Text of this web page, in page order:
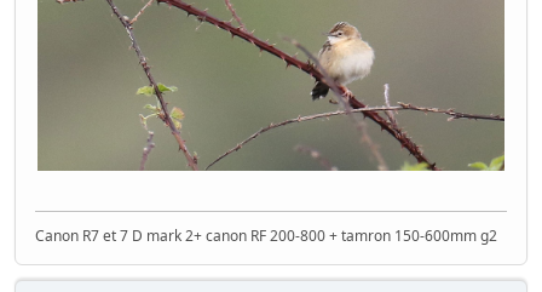
Canon R7 et 7 D mark 2+ canon RF 200-800 + tamron 150-600mm g2